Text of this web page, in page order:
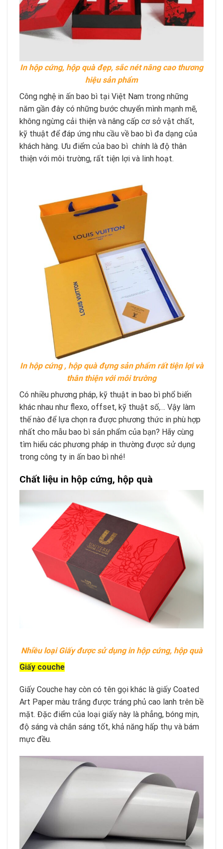
In hộp cứng, hộp quà đẹp, sắc nét nâng cao thương
hiệu sản phẩm
Công nghệ in ấn bao bì tại Việt Nam trong những
năm gần đây có những bước chuyển mình mạnh mẽ,
không ngừng cải thiện và nâng cấp cơ sở vật chất,
kỹ thuật để đáp ứng nhu cầu về bao bì đa dạng của
khách hàng. Ưu điểm của bao bì chính là độ thân
thiện với môi trường, rất tiện lợi và linh hoạt.
In hộp cứng , hộp quà đựng sản phẩm rất tiện lợi và
thân thiện với môi trường
Có nhiều phương pháp, kỹ thuật in bao bì phổ biến
khác nhau như flexo, offset, kỹ thuật số,… Vậy làm
thế nào để lựa chọn ra được phương thức in phù hợp
nhất cho mẫu bao bì sản phẩm của bạn? Hãy cùng
tìm hiểu các phương pháp in thường được sử dụng
trong công ty in ấn bao bì nhé!
Chất liệu in hộp cứng, hộp quà
Nhiều loại Giấy được sử dụng in hộp cứng, hộp quà
Giấy couche
Giấy Couche hay còn có tên gọi khác là giấy Coated
Art Paper màu trắng được tráng phủ cao lanh trên bề
mặt. Đặc điểm của loại giấy này là phẳng, bóng mịn,
độ sáng và chắn sáng tốt, khả năng hấp thụ và bám
mực đều.